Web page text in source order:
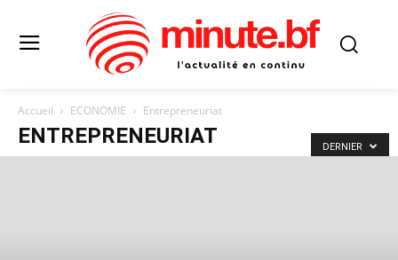
Accueil ECONOMIE Entrepreneuriat
ENTREPRENEURIAT DERNIER